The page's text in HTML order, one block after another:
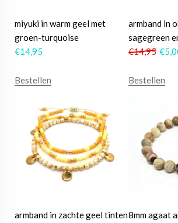
miyuki in warm geel met
groen-turquoise
€14,95
Bestellen
armband in
sagegreen
€14,95 €
Bestellen
armband in zachte geel tinten8mm agaat